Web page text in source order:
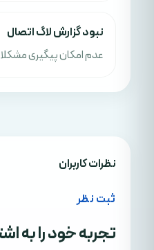
نبود گزارش لاگ اتصال
عدم امکان پیگیری
نظرات کاربران
ثبت نظر
تجربه خود را به